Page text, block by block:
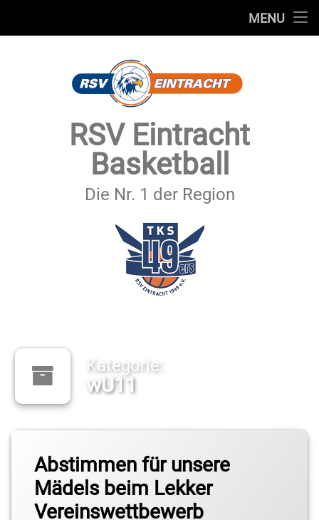
MENU
SECHSTER MANN
IMPRESSUM & DATENSCHUTZ
RSV Eintracht
Basketball
Die Nr. 1 der Region
Kategorie:
wU11
Abstimmen für unsere
Mädels beim Lekker
Vereinswettbewerb